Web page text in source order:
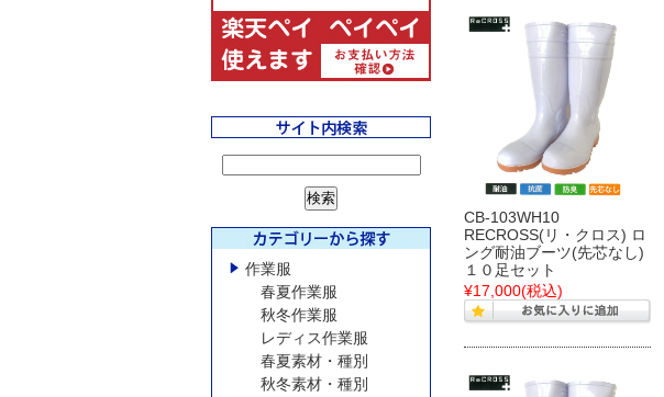
CB-103WH10
RECROSS(リ・クロス) ロ
ング耐油ブーツ(先芯なし)
１０足セット
¥17,000(税込)
作業服
春夏作業服
秋冬作業服
レディス作業服
春夏素材・種別
秋冬素材・種別